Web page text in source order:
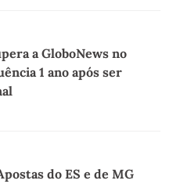
a GloboNews no
1 ano após ser
do ES e de MG